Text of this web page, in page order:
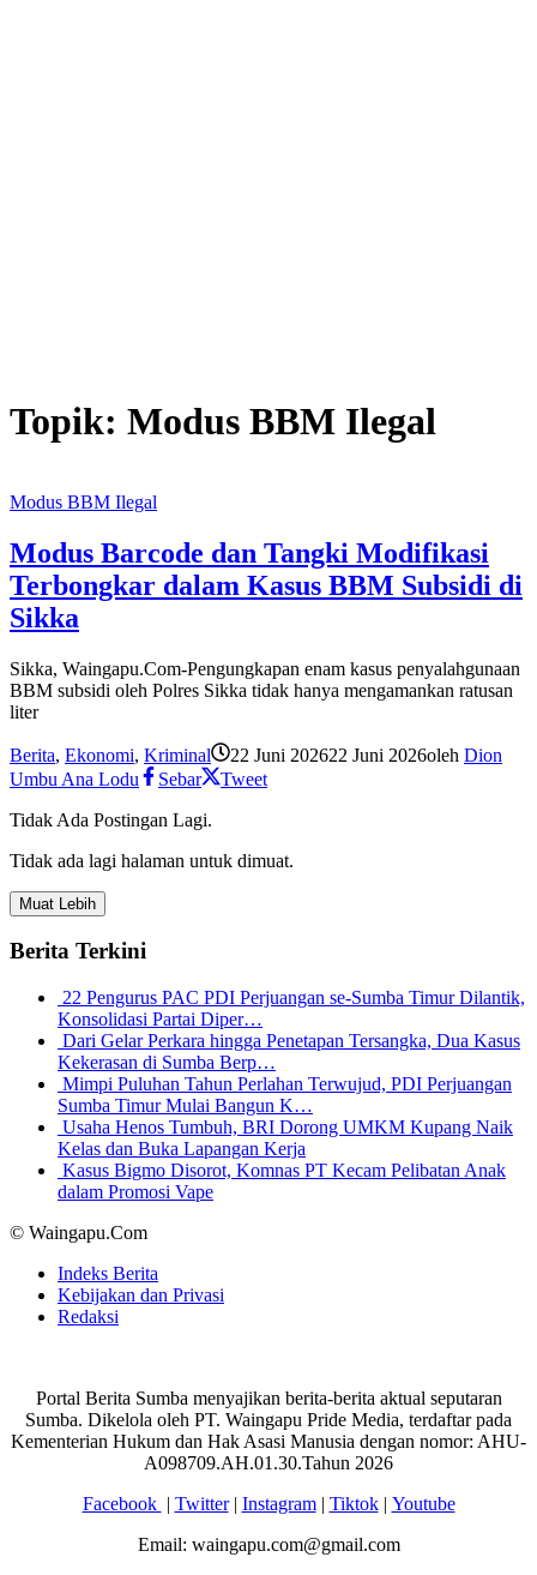
Topik: Modus BBM Ilegal
Modus BBM Ilegal
Modus Barcode dan Tangki Modifikasi
Terbongkar dalam Kasus BBM Subsidi di
Sikka
Sikka, Waingapu.Com-Pengungkapan enam kasus penyalahgunaan
BBM subsidi oleh Polres Sikka tidak hanya mengamankan ratusan
liter
Berita, Ekonomi, Kriminal 22 Juni 202622 Juni 2026oleh Dion
Umbu Ana Lodu
Sebar
Tweet
Tidak Ada Postingan Lagi.
Tidak ada lagi halaman untuk dimuat.
Muat Lebih
Berita Terkini
22 Pengurus PAC PDI Perjuangan se-Sumba Timur Dilantik,
Konsolidasi Partai Diper…
Dari Gelar Perkara hingga Penetapan Tersangka, Dua Kasus
Kekerasan di Sumba Berp…
Mimpi Puluhan Tahun Perlahan Terwujud, PDI Perjuangan
Sumba Timur Mulai Bangun K…
Usaha Henos Tumbuh, BRI Dorong UMKM Kupang Naik
Kelas dan Buka Lapangan Kerja
Kasus Bigmo Disorot, Komnas PT Kecam Pelibatan Anak
dalam Promosi Vape
© Waingapu.Com
Indeks Berita
Kebijakan dan Privasi
Redaksi
Portal Berita Sumba menyajikan berita-berita aktual seputaran
Sumba. Dikelola oleh PT. Waingapu Pride Media, terdaftar pada
Kementerian Hukum dan Hak Asasi Manusia dengan nomor: AHU-
A098709.AH.01.30.Tahun 2026
Facebook | Twitter| Instagram| Tiktok| Youtube
Email: waingapu.com@gmail.com